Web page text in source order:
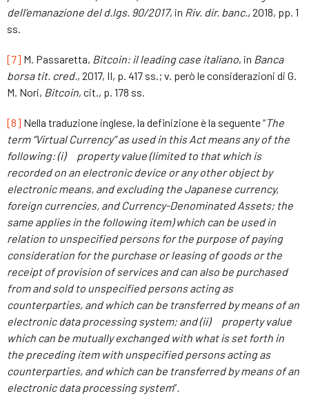
dell’emanazione del d.lgs. 90/2017, in Riv. dir. banc., 2018, pp. 1
ss.
[7] M. Passaretta, Bitcoin: il leading case italiano, in Banca
borsa tit. cred., 2017, II, p. 417 ss.; v. però le considerazioni di G.
M. Nori, Bitcoin, cit., p. 178 ss.
[8] Nella traduzione inglese, la definizione è la seguente “The
term “Virtual Currency” as used in this Act means any of the
following: (i)
property value (limited to that which is
recorded on an electronic device or any other object by
electronic means, and excluding the Japanese currency,
foreign currencies, and Currency-Denominated Assets; the
same applies in the following item) which can be used in
relation to unspecified persons for the purpose of paying
consideration for the purchase or leasing of goods or the
receipt of provision of services and can also be purchased
from and sold to unspecified persons acting as
counterparties, and which can be transferred by means of an
electronic data processing system; and (ii)
property value
which can be mutually exchanged with what is set forth in
the preceding item with unspecified persons acting as
counterparties, and which can be transferred by means of an
electronic data processing system”.